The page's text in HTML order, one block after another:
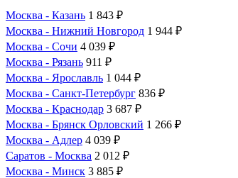
Москва - Казань 1 843 ₽
Москва - Нижний Новгород 1 944 ₽
Москва - Сочи 4 039 ₽
Москва - Рязань 911 ₽
Москва - Ярославль 1 044 ₽
Москва - Санкт-Петербург 836 ₽
Москва - Краснодар 3 687 ₽
Москва - Брянск Орловский 1 266 ₽
Москва - Адлер 4 039 ₽
Саратов - Москва 2 012 ₽
Москва - Минск 3 885 ₽